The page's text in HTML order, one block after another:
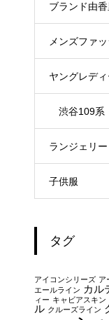
ブランド由
メンズファ
ヤングレデ
渋谷109系
ランジェリー
子供服
タグ
アイコンシリーズ ア
エールライン カル
ィー キャビアスキン
ル クルーズライン